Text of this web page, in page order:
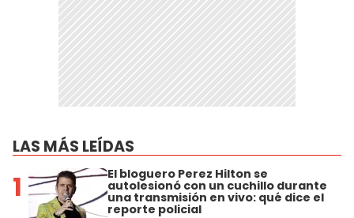
LAS MÁS LEÍDAS
1 El bloguero Perez Hilton se
autolesionó con un cuchillo durante
una transmisión en vivo: qué dice el
reporte policial